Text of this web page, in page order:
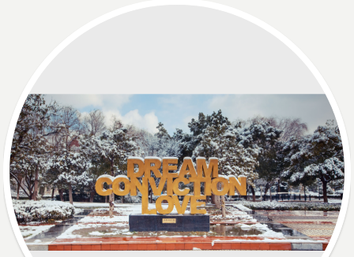
作；7. 统筹管理办公室横向纵向联络沟通、信息发布审核、经
费预算与执行；8. 完成院领导交办的其他各项工作。培养办与
国际化办公室 副主任岗位职责1. 组织研究生培养与国际化工作
各项规章以及各专业研究生培养方案的制订、修订、执行与评
估；2. 组织开展研究生教学教务管理及系统运维，统筹全校公
共课程建设、博士生学科综合考试、学位论文开题论证、中期
考核工作并评估实施情况，协同院系推进研究生